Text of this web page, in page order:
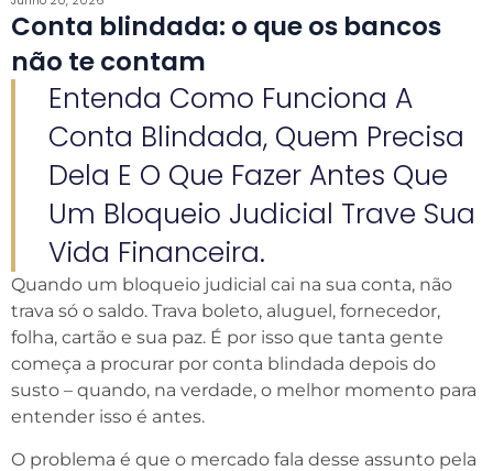
Conta blindada: o que os bancos
não te contam
Entenda Como Funciona A
Conta Blindada, Quem Precisa
Dela E O Que Fazer Antes Que
Um Bloqueio Judicial Trave Sua
Vida Financeira.
Quando um bloqueio judicial cai na sua conta, não
trava só o saldo. Trava boleto, aluguel, fornecedor,
folha, cartão e sua paz. É por isso que tanta gente
começa a procurar por conta blindada depois do
susto – quando, na verdade, o melhor momento para
entender isso é antes.
O problema é que o mercado fala desse assunto pela